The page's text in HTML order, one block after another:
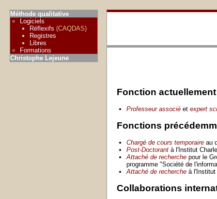
Fonction
Professeur associé et expert
Fonctions
Chargé de cours temporaire au
Post-Doctorant à l'Institut
Attaché de recherche pour le
programme "Société de
Attaché de recherche à
Collaborations
Méthode qualitative
Logiciels
Réflexifs (CAQDAS)
Registres
Libres
Formations
Christophe Lejeune